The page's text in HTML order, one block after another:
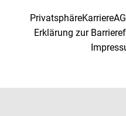
PrivatsphäreKarriere
Erklärung zur